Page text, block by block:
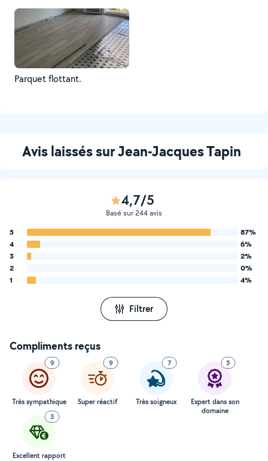
Parquet flottant.
Avis laissés sur Jean-Jacques Tapin
4,7/5
Basé sur 244 avis
5
87%
4
6%
3
2%
2
0%
1
4%
Filtrer
Compliments reçus
9
Très sympathique
9
Super réactif
7
Très soigneux
5
Expert dans son
domaine
3
Excellent rapport